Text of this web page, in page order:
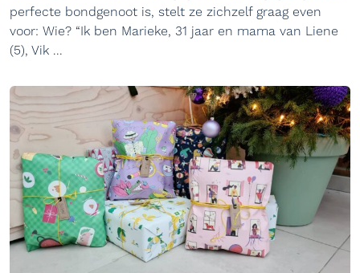
perfecte bondgenoot is, stelt ze zichzelf graag even
voor: Wie? “Ik ben Marieke, 31 jaar en mama van Liene
(5), Vik ...